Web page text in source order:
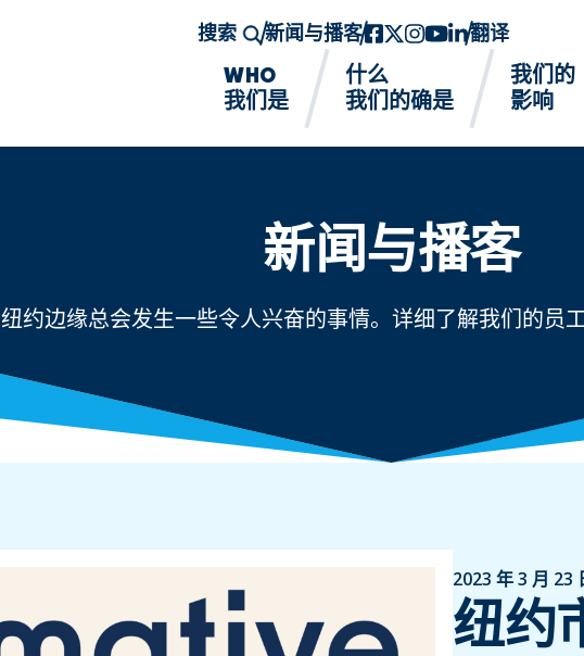
搜索 新闻与播客Facebook
twitter-x
Instagram的
YouTube
领英翻译
WHO
我们是
什么
我们的确是
我们的
影响
新闻与播客
纽约边缘总会发生一些令人兴奋的事情。详细了解我们的员
2023 年 3 月 23
纽约